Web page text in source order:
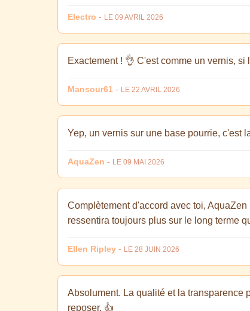
Electro - LE 09 AVRIL 2026
Exactement ! 👌 C'est comme un vernis,
Mansour61 - LE 22 AVRIL 2026
Yep, un vernis sur une base pourrie, c'est
AquaZen - LE 09 MAI 2026
Complètement d'accord avec toi,
ressentira toujours plus sur le long terme
Ellen Ripley - LE 28 JUIN 2026
Absolument. La qualité et la transparence
reposer. 👍